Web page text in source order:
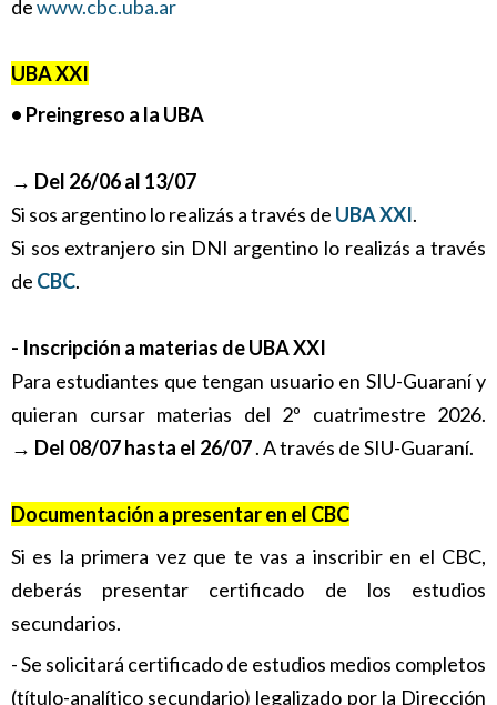
dewww.cbc.uba.ar
UBA XXI
• Preingreso a la UBA
→ Del 26/06 al 13/07
Si sos argentino lo realizás a través de UBA XXI.
Si sos extranjero sin DNI argentino lo realizás a través
de CBC.
- Inscripción a materias de UBA XXI
Para estudiantes que tengan usuario en SIU-Guaraní y
quieran cursar materias del 2º cuatrimestre 2026.
→ Del 08/07 hasta el 26/07. A través de SIU-Guaraní.
Documentación a presentar en el CBC
Si es la primera vez que te vas a inscribir en el CBC,
deberás presentar certificado de los estudios
secundarios.
- Se solicitará certificado de estudios medios completos
(título-analítico secundario) legalizado por la Dirección